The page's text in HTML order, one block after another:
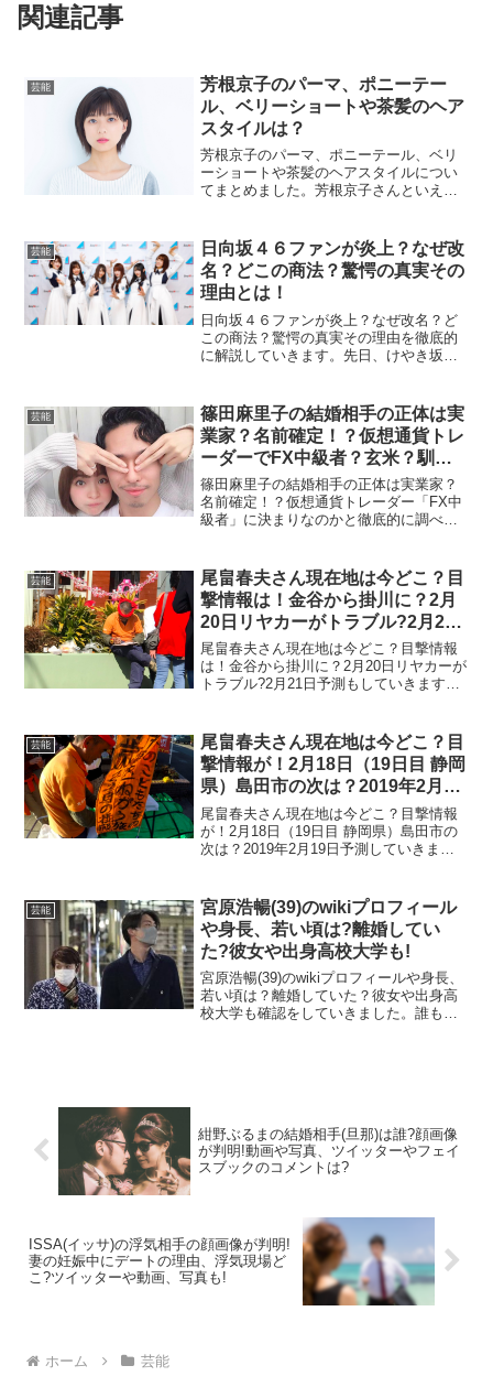
関連記事
芸能
芳根京子のパーマ、ポニーテー
ル、ベリーショートや茶髪のヘア
スタイルは？
芳根京子のパーマ、ポニーテール、ベリ
ーショートや茶髪のヘアスタイルについ
てまとめました。芳根京子さんといえば
ルにもチャレンジしていたことがありま
した。果たしてヘアスタイル...
芸能
日向坂４６ファンが炎上？なぜ改
名？どこの商法？驚愕の真実その
理由とは！
日向坂４６ファンが炎上？なぜ改名？ど
この商法？驚愕の真実その理由を徹底的
に解説していきます。先日、けやき坂４
たのですね。日向坂４６ファンが炎上し
ています。なぜなら改名し...
芸能
篠田麻里子の結婚相手の正体は実
業家？名前確定！？仮想通貨トレ
ーダーでFX中級者？玄米？馴れ
初めは？
篠田麻里子の結婚相手の正体は実業家？
名前確定！？仮想通貨トレーダー「FX中
級者」に決まりなのかと徹底的に調べま
だちの集まり。つまり会食で出会うこと
になります。それ...
芸能
尾畠春夫さん現在地は今どこ？目
撃情報は！金谷から掛川に？2月
20日リヤカーがトラブル?2月21
日予測も！
尾畠春夫さん現在地は今どこ？目撃情報
は！金谷から掛川に？2月20日リヤカーが
トラブル?2月21日予測もしていきます。
都から自宅がある大分県まで徒歩で乗り
切ることを考えて...
芸能
尾畠春夫さん現在地は今どこ？目
撃情報が！2月18日（19日目 静岡
県）島田市の次は？2019年2月19
日予測
尾畠春夫さん現在地は今どこ？目撃情報
が！2月18日（19日目 静岡県）島田市の
次は？2019年2月19日予測していきま
都から自宅がある大分県まで徒歩で制覇
を試みています...
芸能
宮原浩暢(39)のwikiプロフィール
や身長、若い頃は?離婚してい
た?彼女や出身高校大学も!
宮原浩暢(39)のwikiプロフィールや身長、
若い頃は？離婚していた？彼女や出身高
校大学も確認をしていきました。誰もが
紺野ぶるまの結婚相手(旦那)は誰?顔画像
が判明!動画や写真、ツイッターやフェイ
スブックのコメントは?
ISSA(イッサ)の浮気相手の顔画像が判明!
妻の妊娠中にデートの理由、浮気現場ど
こ?ツイッターや動画、写真も!
ホーム 芸能